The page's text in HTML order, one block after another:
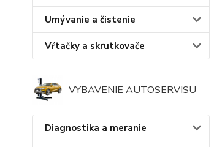
Umývanie a čistenie
Vŕtačky a skrutkovače
VYBAVENIE AUTOSERVISU
Diagnostika a meranie